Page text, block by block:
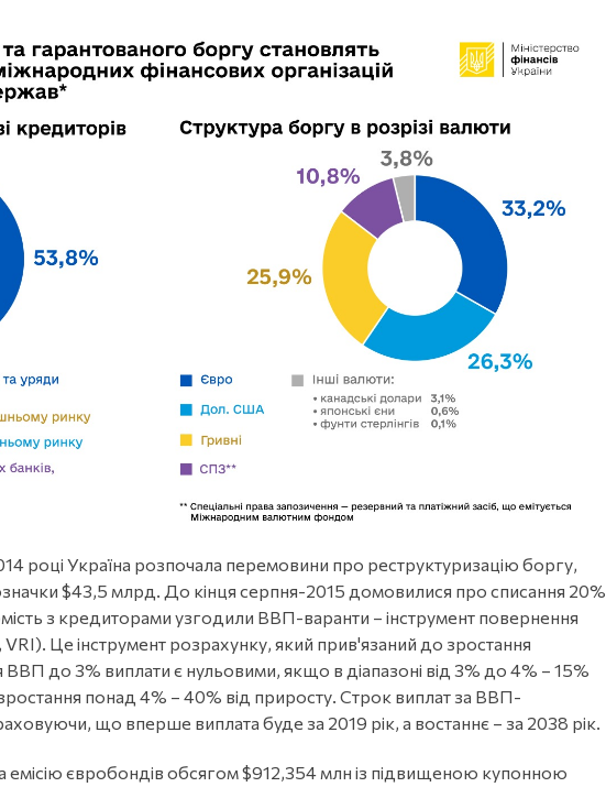
році Україна розпочала перемовини про реструктуризацію боргу,
$43,5 млрд. До кінця серпня-2015 домовилися про списання 20%
з кредиторами узгодили ВВП-варанти – інструмент повернення
Це інструмент розрахунку, який прив'язаний до зростання
до 3% виплати є нульовими, якщо в діапазоні від 3% до 4% – 15%
понад 4% – 40% від приросту. Строк виплат за ВВП-
що вперше виплата буде за 2019 рік, а востаннє – за 2038 рік.
емісію євробондів обсягом $912,354 млн із підвищеною купонною